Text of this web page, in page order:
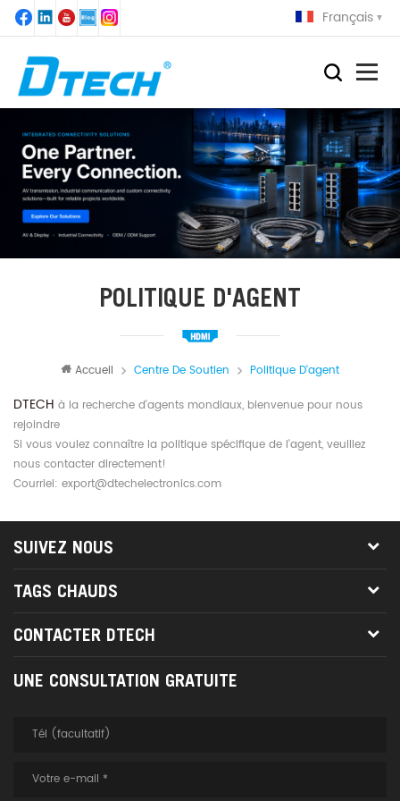
Français
POLITIQUE D'AGENT
Accueil Centre De Soutien Politique D'agent
DTECH à la recherche d'agents mondiaux, bienvenue pour nous
rejoindre
Si vous voulez connaître la politique spécifique de l'agent, veuillez
nous contacter directement!
Courriel: export@dtechelectronics.com
SUIVEZ NOUS
TAGS CHAUDS
CONTACTER DTECH
UNE CONSULTATION GRATUITE